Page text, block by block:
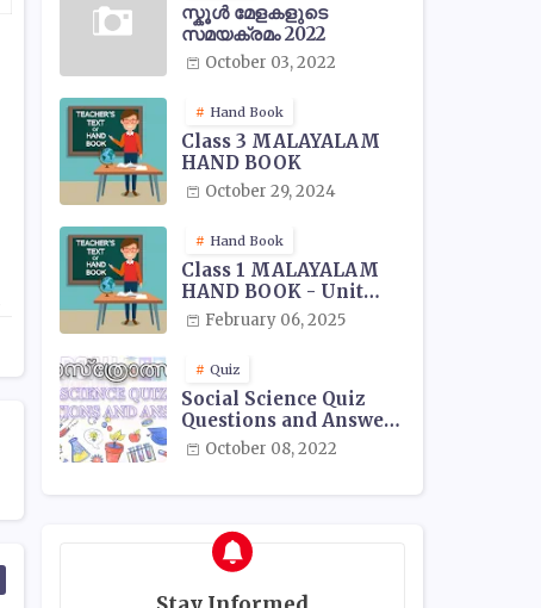
സ്കൂൾ മേളകളുടെ
സമയക്രമം 2022
October 03, 2022
Hand Book
Class 3 MALAYALAM
HAND BOOK
October 29, 2024
Hand Book
Class 1 MALAYALAM
HAND BOOK - Unit
WiseFebruary 06, 2025
Quiz
Social Science Quiz
Questions and Answers
- 03October 08, 2022